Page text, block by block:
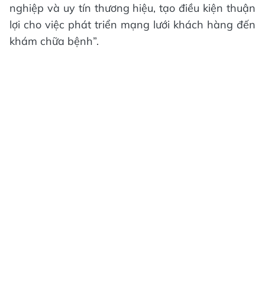
nghiệp và uy tín thương hiệu, tạo điều kiện thuận
lợi cho việc phát triển mạng lưới khách hàng đến
khám chữa bệnh”.